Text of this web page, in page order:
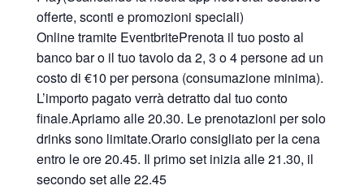
offerte, sconti e promozioni speciali)
Online tramite EventbritePrenota il tuo posto al
banco bar o il tuo tavolo da 2, 3 o 4 persone ad un
costo di €10 per persona (consumazione minima).
L’importo pagato verrà detratto dal tuo conto
finale.Apriamo alle 20.30. Le prenotazioni per solo
drinks sono limitate.Orario consigliato per la cena
entro le ore 20.45. Il primo set inizia alle 21.30, il
secondo set alle 22.45